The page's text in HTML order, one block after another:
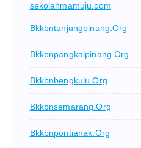
sekolahmamuju.com
Bkkbntanjungpinang.org
Bkkbnpangkalpinang.org
Bkkbnbengkulu.org
Bkkbnsemarang.org
Bkkbnpontianak.org